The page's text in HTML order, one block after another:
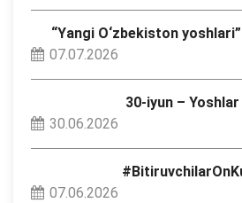
“Yangi O‘zbekiston
07.07.2026
30-iyun –
30.06.2026
07.06.2026